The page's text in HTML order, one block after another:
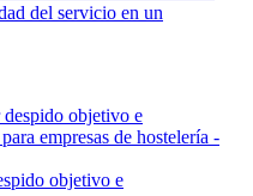
del servicio en un
objetivo e